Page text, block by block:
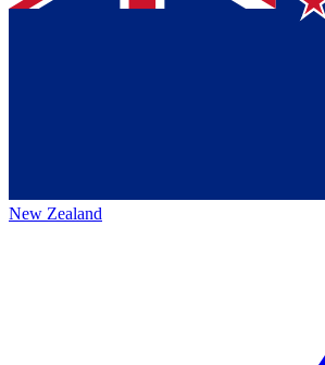
New Zealand